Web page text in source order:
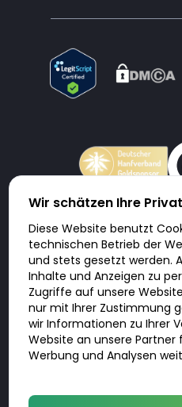
Doktorabc.com ist eine
keine Internetapotheke.
sonstige Produkte an oder liefert
Produkten, Medikamenten und
kein Angebot von Doktorabc an Sie.
geltenden Gesetze und sonstigen
selbst verantwortlich. Die Nutzung
Sie erfolgt auf eigenes Risiko und in
diese Internetseite aus eigener
Wir schätzen Ihre
Diese Website benutzt
technischen Betrieb der
und stets gesetzt werden.
Inhalte und Anzeigen zu
Zugriffe auf unsere
nur mit Ihrer Zustimmung
wir Informationen zu Ihrer
Website an unsere Partner
Werbung und Analysen